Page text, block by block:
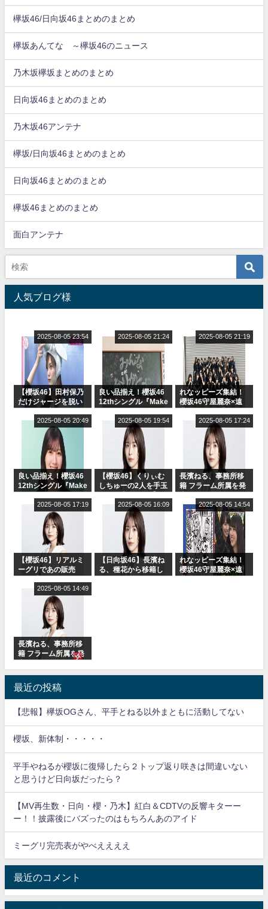
欅坂46/日向坂46まとめのまとめ
欅坂あんてな ～欅坂46のニュース
乃木坂欅坂まとめのまとめ
日向坂46まとめのまとめ
乃木坂46アンテナ
欅坂/日向坂46まとめのまとめ
日向坂46まとめのまとめ
欅坂46まとめのまとめ
面白アンテナ
人気ブログ様
【櫻坂46】田村保乃
だけジャージを脱い
2025-08-05 23:54
良い品揃え！櫻坂46
12thシングル『Make
ャルグッズ絶賛販売
2025-08-05 21:24
れなッピーズ集結！
櫻坂46守屋麗奈×遠
ット！」水曜スタジ
オ出演決定
2025-08-05 21:19
良い品揃え！櫻坂46
12thシングル『Make
ャルグッズ絶賛販売
2025-08-05 20:49
【櫻坂46】くりぃむ
しちゅーの2人を手玉
りぃむナンタラ】
2025-08-05 19:54
長濱ねる、事務所移
籍 フラーム所属を発
2025-08-05 17:24
【櫻坂46】リアルミ
ーグリであの販売
Break』オフィシャ
ルグッズ解禁
2025-08-05 17:19
【日向坂46】長濱ね
る、種花から移籍し
2025-08-05 16:09
れなッピーズ集結！
櫻坂46守屋麗奈×遠
2025-08-05 14:54
長濱ねる、事務所移
籍 フラーム所属を発
2025-08-05 14:49
最近の投稿
【悲報】欅坂OGさん、平手とねる以外まともに活動してない
櫻坂、新体制・・・・・
平手やねるが櫻坂に復帰したら２トップ返り咲きは間違いない
と思うけど日向坂だったら？
【MV再生数・日向・櫻・乃木】紅白＆CDTVの反響キターー
ー！！披露後にバズったのはもちろんあのアイド
ミーグリ完売表がやべええええ
最近のコメント